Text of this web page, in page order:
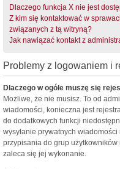
Dlaczego funkcja X nie jest
Z kim się kontaktować w
związanych z tą witryną?
Jak nawiązać kontakt z
Problemy z logowaniem i
Dlaczego w ogóle muszę się
Możliwe, że nie musisz. To od
wiadomości, konieczna jest
do dodatkowych funkcji
wysyłanie prywatnych
przypisania do grup
zaleca się jej wykonanie.